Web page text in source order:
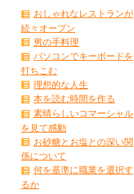
おしゃれなレストランが
続々オープン
男の手料理
パソコンでキーボードを
打ちこむ
理想的な人生
本を読む時間を作る
素晴らしいコマーシャル
を見て感動
お砂糖とお塩との深い関
係について
何を基準に職業を選択す
るか